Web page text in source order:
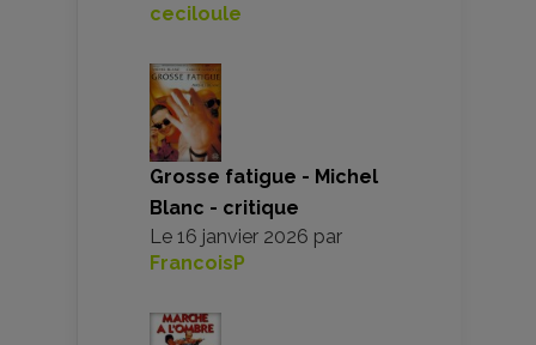
ceciloule
Grosse fatigue - Michel
Blanc - critique
Le 16 janvier 2026 par
FrancoisP